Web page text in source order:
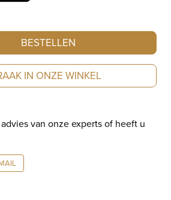
BESTELLEN
IN ONZE WINKEL
van onze experts of heeft u